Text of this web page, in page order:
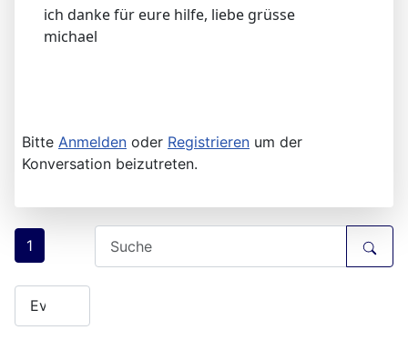
ich danke für eure hilfe, liebe grüsse
michael
Bitte Anmelden oder Registrieren um der
Konversation beizutreten.
1